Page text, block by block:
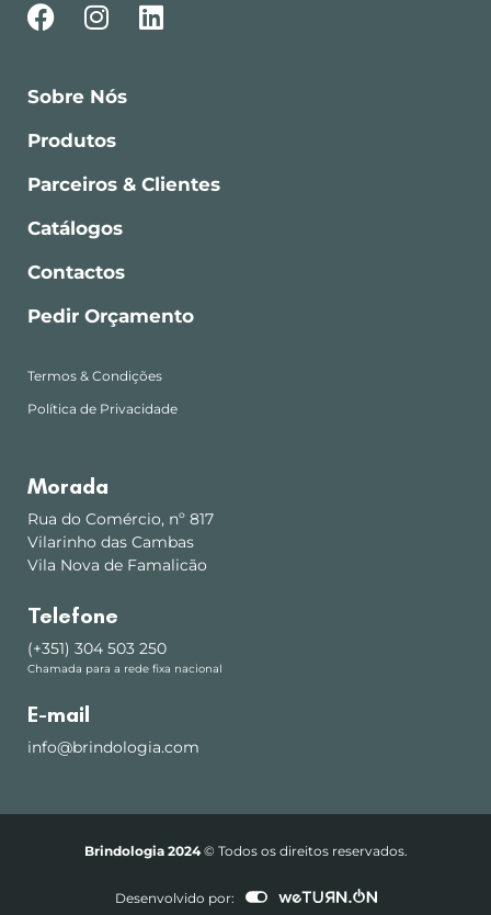
Sobre Nós
Produtos
Parceiros & Clientes
Catálogos
Contactos
Pedir Orçamento
Termos & Condições
Política de Privacidade
Morada
Rua do Comércio, nº 817
Vilarinho das Cambas
Vila Nova de Famalicão
Telefone
(+351) 304 503 250
Chamada para a rede fixa nacional
E-mail
info@brindologia.com
Brindologia 2024© Todos os direitos reservados.
Desenvolvido por: